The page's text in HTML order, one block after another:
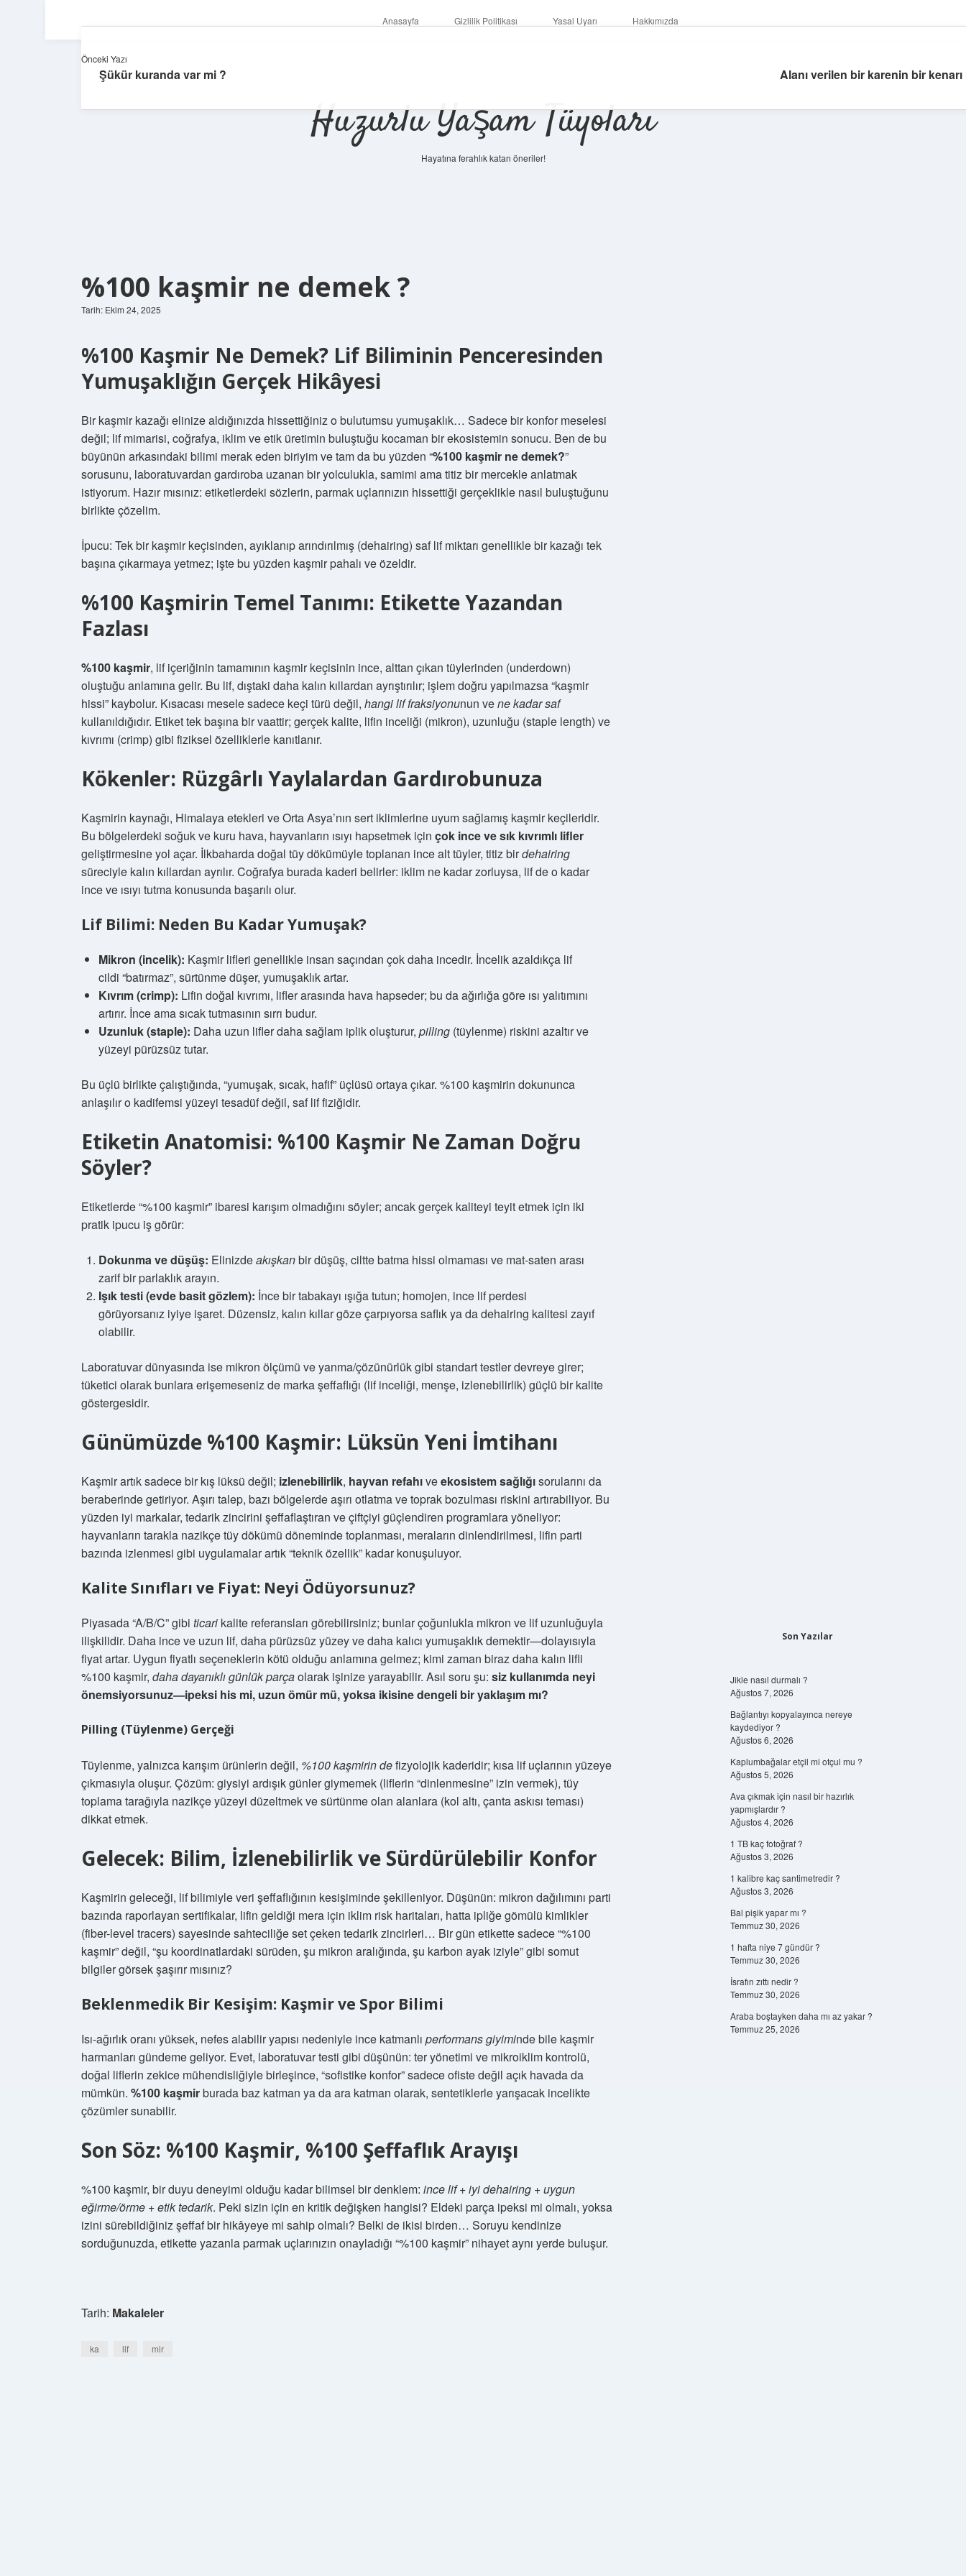
Anasayfa Gizlilik Politikası Yasal Uyarı Hakkımızda
Huzurlu Yaşam Tüyoları
Hayatına ferahlık katan öneriler!
%100 kaşmir ne demek ?
Tarih: Ekim 24, 2025
%100 Kaşmir Ne Demek? Lif Biliminin Penceresinden
Yumuşaklığın Gerçek Hikâyesi
Bir kaşmir kazağı elinize aldığınızda hissettiğiniz o bulutumsu yumuşaklık… Sadece bir konfor meselesi
değil; lif mimarisi, coğrafya, iklim ve etik üretimin buluştuğu kocaman bir ekosistemin sonucu. Ben de bu
büyünün arkasındaki bilimi merak eden biriyim ve tam da bu yüzden “%100 kaşmir ne demek?”
sorusunu, laboratuvardan gardıroba uzanan bir yolculukla, samimi ama titiz bir mercekle anlatmak
istiyorum. Hazır mısınız: etiketlerdeki sözlerin, parmak uçlarınızın hissettiği gerçeklikle nasıl buluştuğunu
birlikte çözelim.
İpucu: Tek bir kaşmir keçisinden, ayıklanıp arındırılmış (dehairing) saf lif miktarı genellikle bir kazağı tek
başına çıkarmaya yetmez; işte bu yüzden kaşmir pahalı ve özeldir.
%100 Kaşmirin Temel Tanımı: Etikette Yazandan
Fazlası
%100 kaşmir, lif içeriğinin tamamının kaşmir keçisinin ince, alttan çıkan tüylerinden (underdown)
oluştuğu anlamına gelir. Bu lif, dıştaki daha kalın kıllardan ayrıştırılır; işlem doğru yapılmazsa “kaşmir
hissi” kaybolur. Kısacası mesele sadece keçi türü değil, hangi lif fraksiyonunun vene kadar saf
kullanıldığıdır. Etiket tek başına bir vaattir; gerçek kalite, lifin inceliği (mikron), uzunluğu (staple length) ve
kıvrımı (crimp) gibi fiziksel özelliklerle kanıtlanır.
Kökenler: Rüzgârlı Yaylalardan Gardırobunuza
Kaşmirin kaynağı, Himalaya etekleri ve Orta Asya’nın sert iklimlerine uyum sağlamış kaşmir keçileridir.
Bu bölgelerdeki soğuk ve kuru hava, hayvanların ısıyı hapsetmek için çok ince ve sık kıvrımlı lifler
geliştirmesine yol açar. İlkbaharda doğal tüy dökümüyle toplanan ince alt tüyler, titiz birdehairing
süreciyle kalın kıllardan ayrılır. Coğrafya burada kaderi belirler: iklim ne kadar zorluysa, lif de o kadar
ince ve ısıyı tutma konusunda başarılı olur.
Lif Bilimi: Neden Bu Kadar Yumuşak?
Mikron (incelik): Kaşmir lifleri genellikle insan saçından çok daha incedir. İncelik azaldıkça lif
cildi “batırmaz”, sürtünme düşer, yumuşaklık artar.
Kıvrım (crimp): Lifin doğal kıvrımı, lifler arasında hava hapseder; bu da ağırlığa göre ısı yalıtımını
artırır. İnce ama sıcak tutmasının sırrı budur.
Uzunluk (staple): Daha uzun lifler daha sağlam iplik oluşturur, pilling (tüylenme) riskini azaltır ve
yüzeyi pürüzsüz tutar.
Bu üçlü birlikte çalıştığında, “yumuşak, sıcak, hafif” üçlüsü ortaya çıkar. %100 kaşmirin dokununca
anlaşılır o kadifemsi yüzeyi tesadüf değil, saf lif fiziğidir.
Etiketin Anatomisi: %100 Kaşmir Ne Zaman Doğru
Söyler?
Etiketlerde “%100 kaşmir” ibaresi karışım olmadığını söyler; ancak gerçek kaliteyi teyit etmek için iki
pratik ipucu iş görür:
Dokunma ve düşüş: Elinizdeakışkanbir düşüş, ciltte batma hissi olmaması ve mat-saten arası
zarif bir parlaklık arayın.
Işık testi (evde basit gözlem): İnce bir tabakayı ışığa tutun; homojen, ince lif perdesi
görüyorsanız iyiye işaret. Düzensiz, kalın kıllar göze çarpıyorsa saflık ya da dehairing kalitesi zayıf
olabilir.
Laboratuvar dünyasında ise mikron ölçümü ve yanma/çözünürlük gibi standart testler devreye girer;
tüketici olarak bunlara erişemeseniz de marka şeffaflığı (lif inceliği, menşe, izlenebilirlik) güçlü bir kalite
göstergesidir.
Günümüzde %100 Kaşmir: Lüksün Yeni İmtihanı
Kaşmir artık sadece bir kış lüksü değil; izlenebilirlik, hayvan refahıveekosistem sağlığısorularını da
beraberinde getiriyor. Aşırı talep, bazı bölgelerde aşırı otlatma ve toprak bozulması riskini artırabiliyor. Bu
yüzden iyi markalar, tedarik zincirini şeffaflaştıran ve çiftçiyi güçlendiren programlara yöneliyor:
hayvanların tarakla nazikçe tüy dökümü döneminde toplanması, meraların dinlendirilmesi, lifin parti
bazında izlenmesi gibi uygulamalar artık “teknik özellik” kadar konuşuluyor.
Kalite Sınıfları ve Fiyat: Neyi Ödüyorsunuz?
Piyasada “A/B/C” gibi ticari kalite referansları görebilirsiniz; bunlar çoğunlukla mikron ve lif uzunluğuyla
ilişkilidir. Daha ince ve uzun lif, daha pürüzsüz yüzey ve daha kalıcı yumuşaklık demektir—dolayısıyla
fiyat artar. Uygun fiyatlı seçeneklerin kötü olduğu anlamına gelmez; kimi zaman biraz daha kalın lifli
%100 kaşmir, daha dayanıklı günlük parçaolarak işinize yarayabilir. Asıl soru şu: siz kullanımda neyi
önemsiyorsunuz—ipeksi his mi, uzun ömür mü, yoksa ikisine dengeli bir yaklaşım mı?
Pilling (Tüylenme) Gerçeği
Tüylenme, yalnızca karışım ürünlerin değil, %100 kaşmirin defizyolojik kaderidir; kısa lif uçlarının yüzeye
çıkmasıyla oluşur. Çözüm: giysiyi ardışık günler giymemek (liflerin “dinlenmesine” izin vermek), tüy
toplama tarağıyla nazikçe yüzeyi düzeltmek ve sürtünme olan alanlara (kol altı, çanta askısı teması)
dikkat etmek.
Gelecek: Bilim, İzlenebilirlik ve Sürdürülebilir Konfor
Kaşmirin geleceği, lif bilimiyle veri şeffaflığının kesişiminde şekilleniyor. Düşünün: mikron dağılımını parti
bazında raporlayan sertifikalar, lifin geldiği mera için iklim risk haritaları, hatta ipliğe gömülü kimlikler
(fiber-level tracers) sayesinde sahteciliğe set çeken tedarik zincirleri… Bir gün etikette sadece “%100
kaşmir” değil, “şu koordinatlardaki sürüden, şu mikron aralığında, şu karbon ayak iziyle” gibi somut
bilgiler görsek şaşırır mısınız?
Beklenmedik Bir Kesişim: Kaşmir ve Spor Bilimi
Isı-ağırlık oranı yüksek, nefes alabilir yapısı nedeniyle ince katmanlı performans giyiminde bile kaşmir
harmanları gündeme geliyor. Evet, laboratuvar testi gibi düşünün: ter yönetimi ve mikroiklim kontrolü,
doğal liflerin zekice mühendisliğiyle birleşince, “sofistike konfor” sadece ofiste değil açık havada da
mümkün. %100 kaşmirburada baz katman ya da ara katman olarak, sentetiklerle yarışacak incelikte
çözümler sunabilir.
Son Söz: %100 Kaşmir, %100 Şeffaflık Arayışı
%100 kaşmir, bir duyu deneyimi olduğu kadar bilimsel bir denklem: ince lif+iyi dehairing +uygun
eğirme/örme +etik tedarik. Peki sizin için en kritik değişken hangisi? Eldeki parça ipeksi mi olmalı, yoksa
izini sürebildiğiniz şeffaf bir hikâyeye mi sahip olmalı? Belki de ikisi birden… Soruyu kendinize
sorduğunuzda, etikette yazanla parmak uçlarınızın onayladığı “%100 kaşmir” nihayet aynı yerde buluşur.
Tarih: Makaleler
ka lif mir
Önceki Yazı
Şükür kuranda var mi ? Alanı verilen bir karenin bir
Son Yazılar
Jikle nasıl durmalı ?
Ağustos 7, 2026
Bağlantıyı kopyalayınca nereye
kaydediyor ?
Ağustos 6, 2026
Kaplumbağalar etçil mi otçul mu ?
Ağustos 5, 2026
Ava çıkmak için nasıl bir hazırlık
yapmışlardır ?
Ağustos 4, 2026
1 TB kaç fotoğraf ?
Ağustos 3, 2026
1 kalibre kaç santimetredir ?
Ağustos 3, 2026
Bal pişik yapar mı ?
Temmuz 30, 2026
1 hafta niye 7 gündür ?
Temmuz 30, 2026
İsrafın zıttı nedir ?
Temmuz 30, 2026
Araba boştayken daha mı az yakar ?
Temmuz 25, 2026